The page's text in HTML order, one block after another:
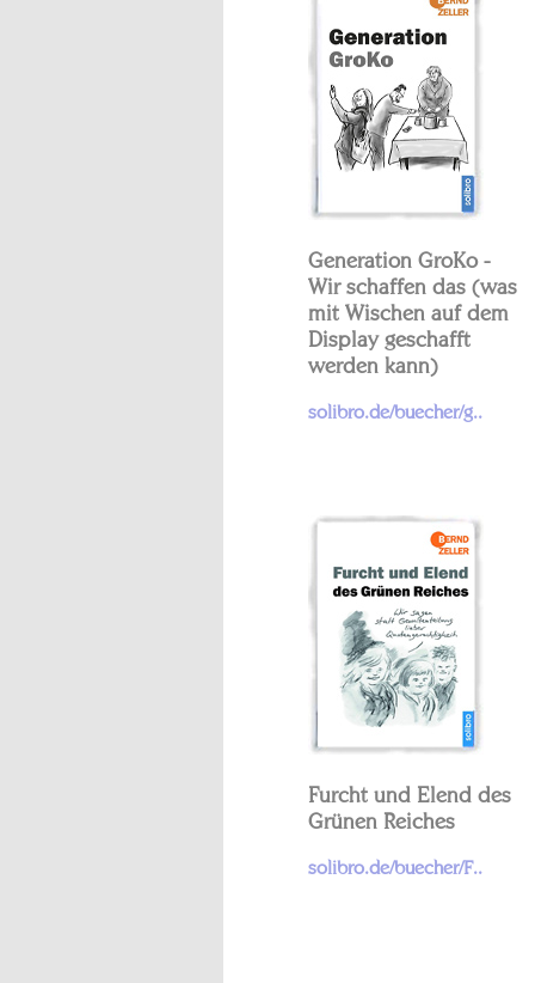
Generation GroKo -
Wir schaffen das (was
mit Wischen auf dem
Display geschafft
werden kann)
solibro.de/buecher/g..
Furcht und Elend des
Grünen Reiches
solibro.de/buecher/F..